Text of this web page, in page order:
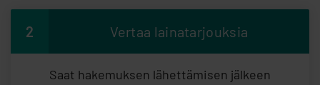
2 Vertaa lainatarjouksia
Saat hakemuksen lähettämisen jälkeen